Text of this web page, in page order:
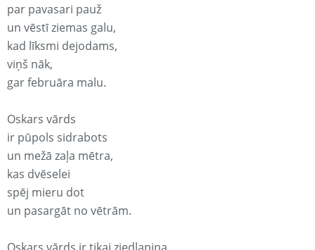
par pavasari pauž
un vēstī ziemas galu,
kad līksmi dejodams,
viņš nāk,
gar februāra malu.
Oskars vārds
ir pūpols sidrabots
un mežā zaļa mētra,
kas dvēselei
spēj mieru dot
un pasargāt no vētrām.